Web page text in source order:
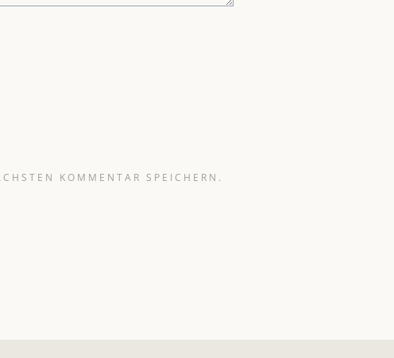
KOMMENTAR SPEICHERN.